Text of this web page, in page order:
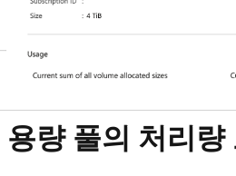
량 풀의 처리량